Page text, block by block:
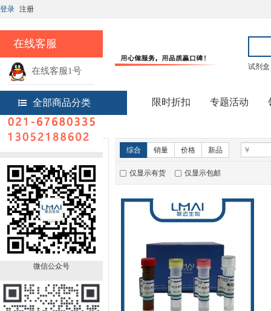
在线客服
在线客服1号
热线电话
微信公众号
登录 注册
试剂盒
全部商品分类 限时折扣 专题活动
首页 实验试剂
（5min） LM0042
￥990.00
综合 销量 价格 新品
仅显示有货 仅显示包邮